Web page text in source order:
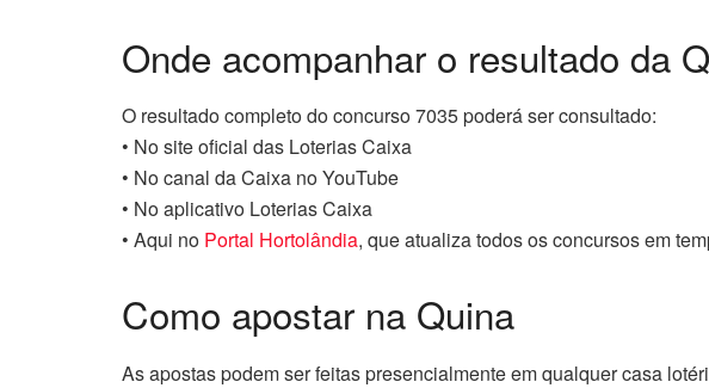
Onde acompanhar o resultado da
O resultado completo do concurso 7035 poderá ser consultado:
• No site oficial das Loterias Caixa
• No canal da Caixa no YouTube
• No aplicativo Loterias Caixa
• Aqui no Portal Hortolândia, que atualiza todos os concursos em
Como apostar na Quina
As apostas podem ser feitas presencialmente em qualquer casa